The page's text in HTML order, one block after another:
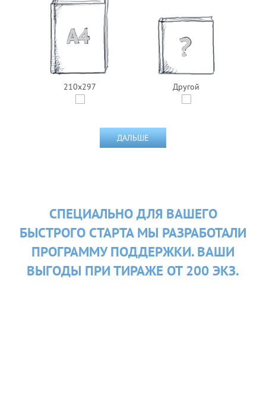
210x297 Другой
ДАЛЬШЕ
СПЕЦИАЛЬНО ДЛЯ ВАШЕГО
БЫСТРОГО СТАРТА МЫ РАЗРАБОТАЛИ
ПРОГРАММУ ПОДДЕРЖКИ. ВАШИ
ВЫГОДЫ ПРИ ТИРАЖЕ ОТ 200 ЭКЗ.